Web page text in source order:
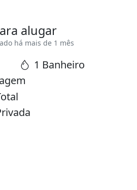
alugar
há mais de 1 mês
1 Banheiro